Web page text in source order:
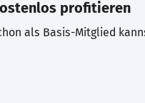
profitieren
als Basis-Mitglied